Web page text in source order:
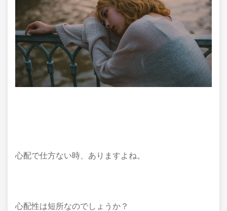
心配で仕方ない時、ありますよね。
心配性は短所なのでしょうか？